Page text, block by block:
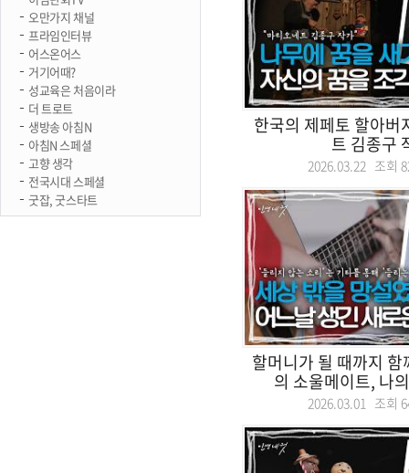
오만가지 채널
프라임인터뷰
어스온어스
거기어때?
성교육은 처음이라
더 트로트
생방송 아침N
아침N 스페셜
고향 생각
전국시대 스페셜
굿잡, 굿스타트
한국의 제페토 할아버
트 김종구
2026.03.22 조회
할머니가 될 때까지
의 소울메이트, 나
2026.03.01 조회